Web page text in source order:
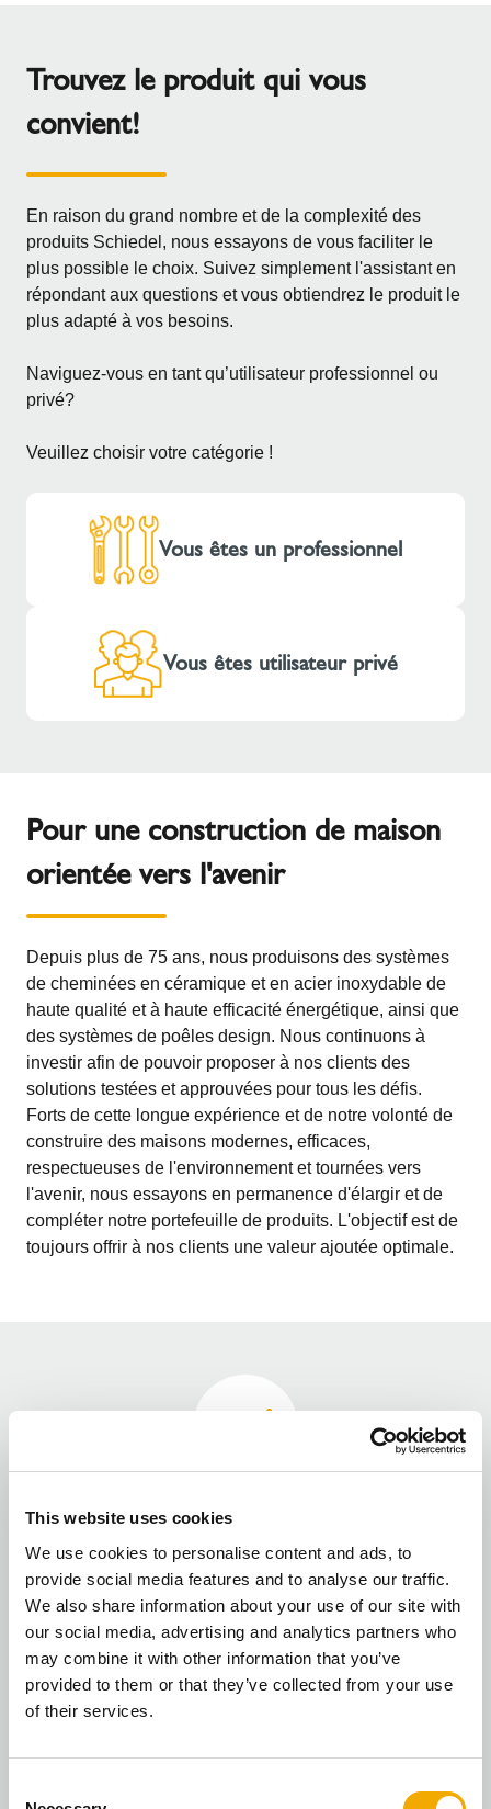
This website uses cookies
We use cookies to personalise content and ads, to
provide social media features and to analyse our traffic.
We also share information about your use of our site with
our social media, advertising and analytics partners who
may combine it with other information that you’ve
provided to them or that they’ve collected from your use
of their services.
Trouvez le produit qui vous
convient!
En raison du grand nombre et de la complexité des
produits Schiedel, nous essayons de vous faciliter le
plus possible le choix. Suivez simplement l'assistant en
répondant aux questions et vous obtiendrez le produit le
plus adapté à vos besoins.
Naviguez-vous en tant qu’utilisateur professionnel ou
privé?
Veuillez choisir votre catégorie !
Vous êtes un professionnel
Vous êtes utilisateur privé
Pour une construction de maison
orientée vers l'avenir
Depuis plus de 75 ans, nous produisons des systèmes
de cheminées en céramique et en acier inoxydable de
haute qualité et à haute efficacité énergétique, ainsi que
des systèmes de poêles design. Nous continuons à
investir afin de pouvoir proposer à nos clients des
solutions testées et approuvées pour tous les défis.
Forts de cette longue expérience et de notre volonté de
construire des maisons modernes, efficaces,
respectueuses de l'environnement et tournées vers
l'avenir, nous essayons en permanence d'élargir et de
compléter notre portefeuille de produits. L'objectif est de
toujours offrir à nos clients une valeur ajoutée optimale.
Un seul fournisseur
Tous nos produits sont parfaitement adaptés les uns aux
autres. Qu'il s'agisse de systèmes de poêles, de
cheminées, de ventilations ou de systèmes de filtration,
chez nous, vous obtenez tout d'un seul tenant.